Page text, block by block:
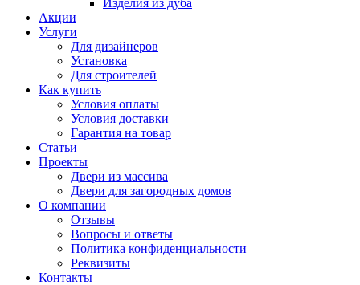
Изделия из дуба
Акции
Услуги
Для дизайнеров
Установка
Для строителей
Как купить
Условия оплаты
Условия доставки
Гарантия на товар
Статьи
Проекты
Двери из массива
Двери для загородных домов
О компании
Отзывы
Вопросы и ответы
Политика конфиденциальности
Реквизиты
Контакты